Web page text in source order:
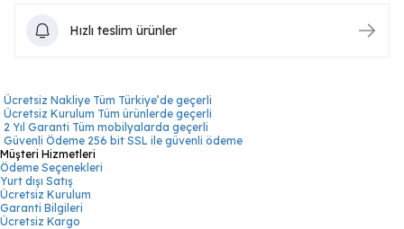
Hızlı teslim ürünler
Ücretsiz Nakliye Tüm Türkiye’de geçerli
Ücretsiz Kurulum Tüm ürünlerde geçerli
2 Yıl Garanti Tüm mobilyalarda geçerli
Güvenli Ödeme 256 bit SSL ile güvenli ödeme
Müşteri Hizmetleri
Ödeme Seçenekleri
Yurt dışı Satış
Ücretsiz Kurulum
Garanti Bilgileri
Ücretsiz Kargo